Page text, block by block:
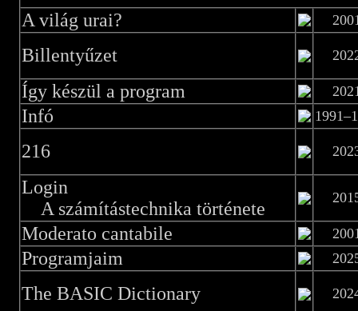
A világ urai?
Billentyűzet
Így készül a program
Infó
216
Login
A számítástechnika története
Moderato cantabile
Programjaim
The BASIC Dictionary